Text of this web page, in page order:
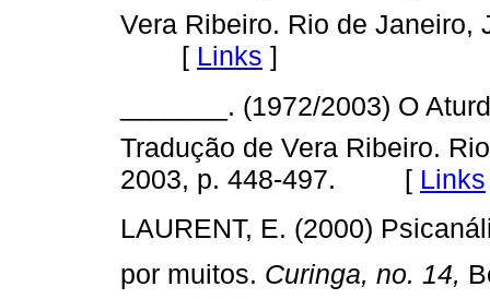
Vera Ribeiro. Rio de Janeiro,
[ Links ]
_______. (1972/2003) O
Tradução de Vera Ribeiro.
2003, p. 448-497.
[ Links
LAURENT, E. (2000)
por muitos. Curinga, no. 14,